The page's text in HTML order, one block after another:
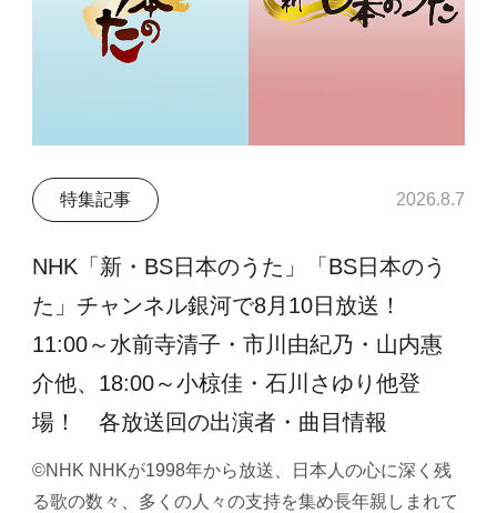
特集記事 2026.8.7
NHK「新・BS日本のうた」「BS日本のう
た」チャンネル銀河で8月10日放送！
11:00～水前寺清子・市川由紀乃・山内惠
介他、18:00～小椋佳・石川さゆり他登
場！ 各放送回の出演者・曲目情報
©NHK NHKが1998年から放送、日本人の心に深く残
る歌の数々、多くの人々の支持を集め長年親しまれて